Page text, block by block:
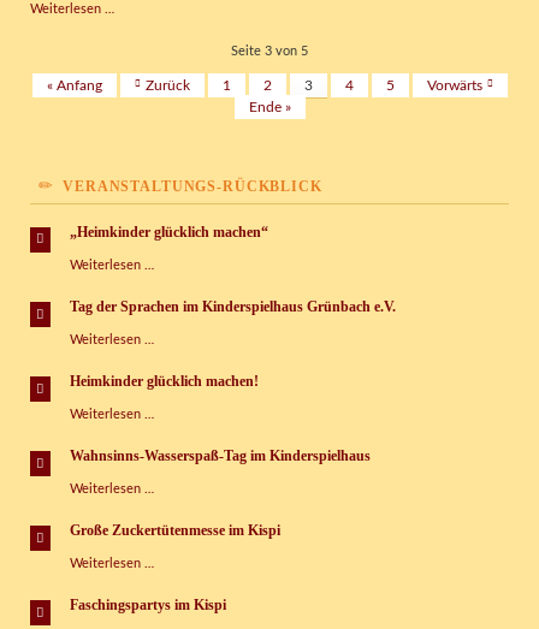
Weiterlesen …
Feierlichkeiten
Seite 3 von 5
« Anfang Zurück 1 2 3 4 5
Vorwärts
Ende »
VERANSTALTUNGS-RÜCKBLICK
„Heimkinder glücklich machen“
Weiterlesen …
machen“
Tag der Sprachen im Kinderspielhaus Grünbach e.V.
Weiterlesen …
Sprachen
Kinderspielhaus
e.V.
Heimkinder glücklich machen!
Weiterlesen …
machen!
Wahnsinns-Wasserspaß-Tag im Kinderspielhaus
Weiterlesen …
Tag
Kinderspielhaus
Große Zuckertütenmesse im Kispi
Weiterlesen …
im
Faschingspartys im Kispi